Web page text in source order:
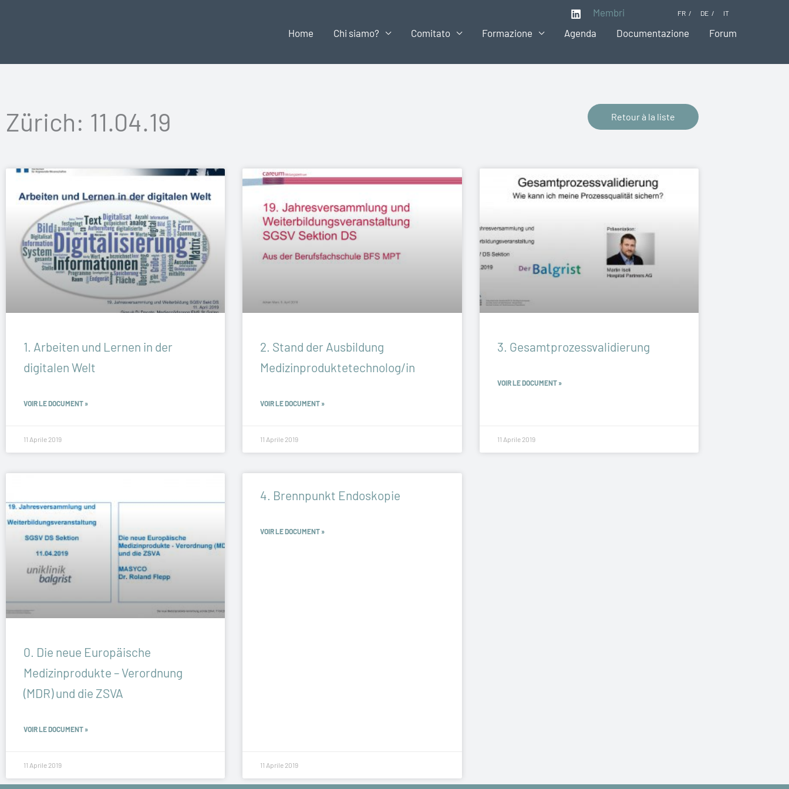
Membri FR DE IT
Home Chi siamo? Comitato Formazione Agenda Documentazione Forum
Zürich: 11.04.19 Retour à la liste
1. Arbeiten und Lernen in der
digitalen Welt
VOIR LE DOCUMENT »
11 Aprile 2019
2. Stand der Ausbildung
Medizinproduktetechnolog/in
VOIR LE DOCUMENT »
11 Aprile 2019
3. Gesamtprozessvalidierung
VOIR LE DOCUMENT »
11 Aprile 2019
0. Die neue Europäische
Medizinprodukte – Verordnung
(MDR) und die ZSVA
VOIR LE DOCUMENT »
11 Aprile 2019
4. Brennpunkt Endoskopie
VOIR LE DOCUMENT »
11 Aprile 2019